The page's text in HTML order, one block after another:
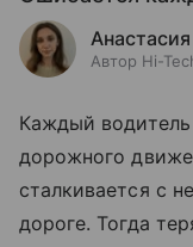
Автор Hi-
Каждый водитель
дорожного
сталкивается с
дороге. Тогда